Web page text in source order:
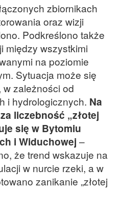
zbiornikach
oraz wizji
Podkreślono także
między wszystkimi
na poziomie
Sytuacja może się
zależności od
i hydrologicznych. Na
liczebność „złotej
się w Bytomiu
i Widuchowej –
że trend wskazuje na
w nurcie rzeki, a w
zanikanie „złotej